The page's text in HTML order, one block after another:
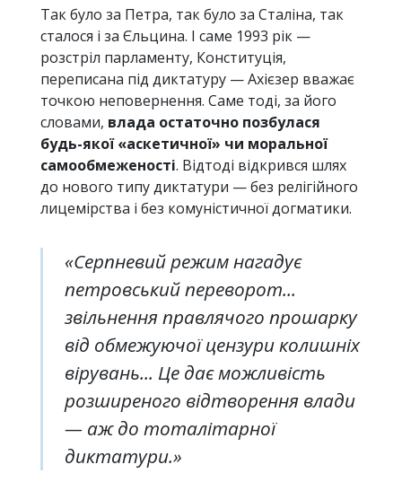
Так було за Петра, так було за Сталіна, так
сталося і за Єльцина. І саме 1993 рік —
розстріл парламенту, Конституція,
переписана під диктатуру — Ахієзер вважає
точкою неповернення. Саме тоді, за його
словами, влада остаточно позбулася
будь-якої «аскетичної» чи моральної
самообмеженості. Відтоді відкрився шлях
до нового типу диктатури — без релігійного
лицемірства і без комуністичної догматики.
«Серпневий режим нагадує
петровський переворот...
звільнення правлячого прошарку
від обмежуючої цензури колишніх
вірувань... Це дає можливість
розширеного відтворення влади
— аж до тоталітарної
диктатури.»